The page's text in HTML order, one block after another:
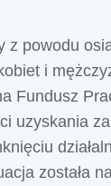
z powodu
i
Fundusz
uzyskania
została